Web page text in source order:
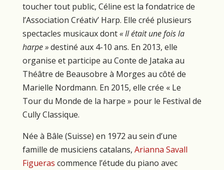
toucher tout public, Céline est la fondatrice de
l’Association Créativ’ Harp. Elle créé plusieurs
spectacles musicaux dont« Il était une fois la
harpe »destiné aux 4-10 ans. En 2013, elle
organise et participe au Conte de Jataka au
Théâtre de Beausobre à Morges au côté de
Marielle Nordmann. En 2015, elle crée « Le
Tour du Monde de la harpe » pour le Festival de
Cully Classique.
Née à Bâle (Suisse) en 1972 au sein d’une
famille de musiciens catalans, Arianna Savall
Figueras commence l’étude du piano avec